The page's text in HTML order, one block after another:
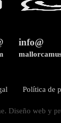
info@
Política de
Diseño web y